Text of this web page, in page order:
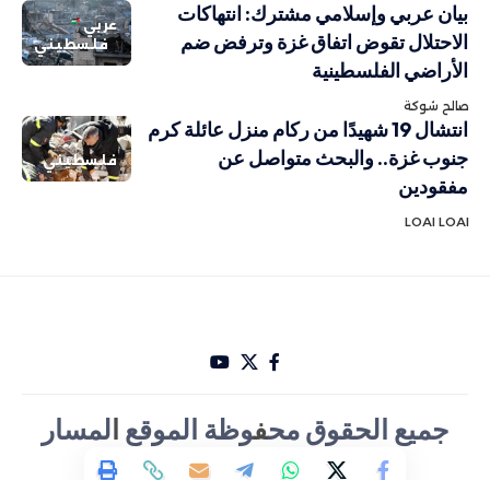
عربي
فلسطيني
بيان عربي وإسلامي مشترك: انتهاكات
الاحتلال تقوض اتفاق غزة وترفض ضم
الأراضي الفلسطينية
صالح شوكة
فلسطيني
انتشال 19 شهيدًا من ركام منزل عائلة كرم
جنوب غزة.. والبحث متواصل عن
مفقودين
LOAI LOAI
جميع الحقوق محفوظة الموقع المسار
الأخباري تصميم Hakam